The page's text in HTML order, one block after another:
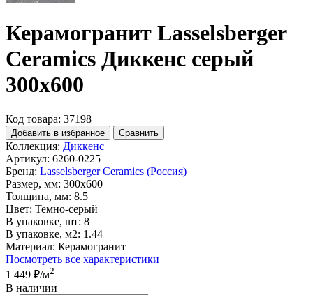
Керамогранит Lasselsberger
Ceramics Диккенс серый
300x600
Код товара: 37198
Добавить в избранное Сравнить
Коллекция: Диккенс
Артикул: 6260-0225
Бренд: Lasselsberger Ceramics (Россия)
Размер, мм: 300x600
Толщина, мм: 8.5
Цвет: Темно-серый
В упаковке, шт: 8
В упаковке, м2: 1.44
Материал: Керамогранит
Посмотреть все характеристики
1 449 ₽/м2
В наличии